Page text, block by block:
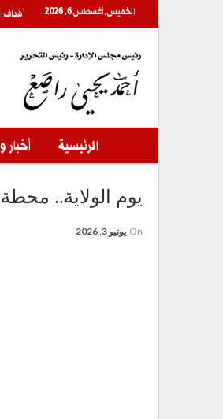
الخميس, أغسطس 6, 2026 أهداف
الرئيسية أخبار
يوم الولاية..
On يونيو 3, 2026